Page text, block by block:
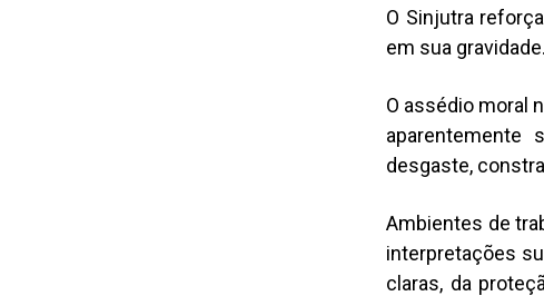
O Sinjutra
em sua gravidade.
O assédio moral
aparentemente
desgaste,
Ambientes de
interpretações
claras, da